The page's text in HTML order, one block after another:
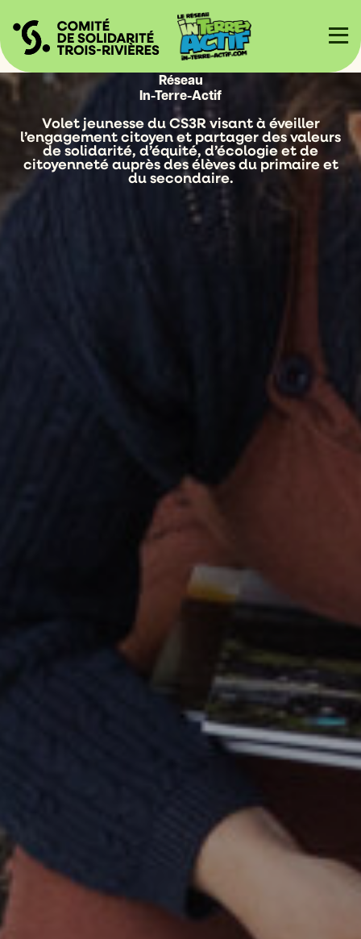
Réseau
In-Terre-Actif
Volet jeunesse du CS3R visant à éveiller
l’engagement citoyen et partager des valeurs
de solidarité, d’équité, d’écologie et de
citoyenneté auprès des élèves du primaire et
du secondaire.